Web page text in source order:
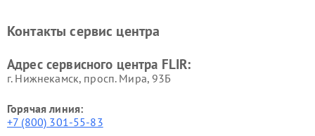
Контакты сервис центра
Адрес сервисного центра FLIR:
г. Нижнекамск, просп. Мира, 93Б
Горячая линия:
+7 (800) 301-55-83